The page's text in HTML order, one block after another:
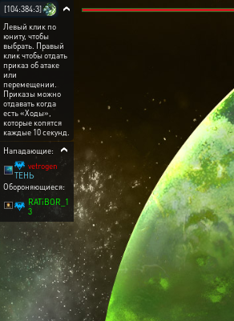
[104:384:3]
Левый клик по
юниту, чтобы
выбрать. Правый
клик чтобы отдать
приказ об атаке
или
перемещении.
Приказы можно
отдавать когда
есть «Ходы»,
которые копятся
каждые 10 секунд.
Нападающие:
vetrogen
ТЕНЬ
Обороняющиеся:
RATiBOR_1
3